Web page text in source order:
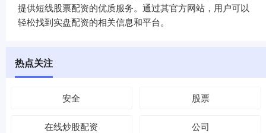
提供短线股票配资的优质服务。通过其官方网站，用户可以
轻松找到实盘配资的相关信息和平台。
热点关注
安全 股票
在线炒股配资 公司